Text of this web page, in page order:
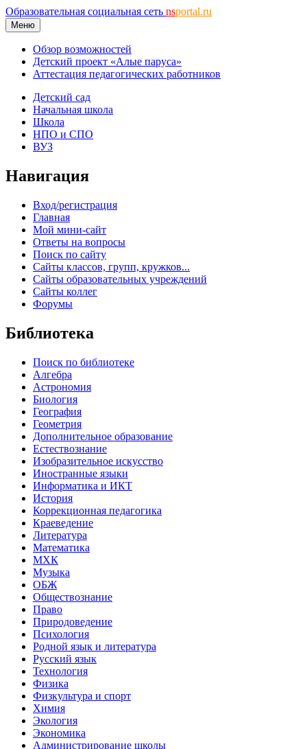
Образовательная социальная сеть nsportal.ru
Меню
Обзор возможностей
Детский проект «Алые паруса»
Аттестация педагогических работников
Детский сад
Начальная школа
Школа
НПО и СПО
ВУЗ
Навигация
Вход/регистрация
Главная
Мой мини-сайт
Ответы на вопросы
Поиск по сайту
Сайты классов, групп, кружков...
Сайты образовательных учреждений
Сайты коллег
Форумы
Библиотека
Поиск по библиотеке
Алгебра
Астрономия
Биология
География
Геометрия
Дополнительное образование
Естествознание
Изобразительное искусство
Иностранные языки
Информатика и ИКТ
История
Коррекционная педагогика
Краеведение
Литература
Математика
МХК
Музыка
ОБЖ
Обществознание
Право
Природоведение
Психология
Родной язык и литература
Русский язык
Технология
Физика
Физкультура и спорт
Химия
Экология
Экономика
Администрирование школы